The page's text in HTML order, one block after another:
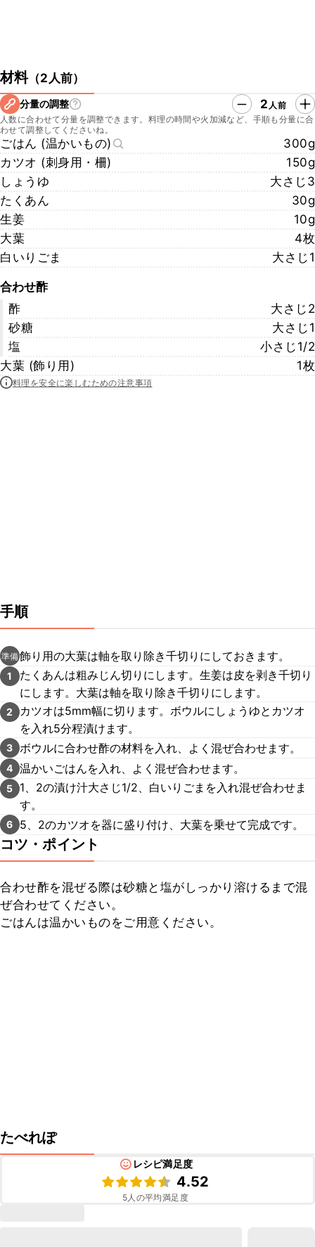
材料（2人前）
分量の調整 2 人前
人数に合わせて分量を調整できます。料理の時間や火加減など、手順も分量に合
わせて調整してくださいね。
ごはん (温かいもの)
300g
カツオ (刺身用・柵)
150g
しょうゆ
大さじ3
たくあん
30g
生姜
10g
大葉
4枚
白いりごま
大さじ1
合わせ酢
酢
大さじ2
砂糖
大さじ1
塩
小さじ1/2
大葉 (飾り用)
1枚
料理を安全に楽しむための注意事項
手順
準備飾り用の大葉は軸を取り除き千切りにしておきます。
1
たくあんは粗みじん切りにします。生姜は皮を剥き千切り
にします。大葉は軸を取り除き千切りにします。
2
カツオは5mm幅に切ります。ボウルにしょうゆとカツオ
を入れ5分程漬けます。
3 ボウルに合わせ酢の材料を入れ、よく混ぜ合わせます。
4 温かいごはんを入れ、よく混ぜ合わせます。
5
1、2の漬け汁大さじ1/2、白いりごまを入れ混ぜ合わせま
す。
6 5、2のカツオを器に盛り付け、大葉を乗せて完成です。
コツ・ポイント
合わせ酢を混ぜる際は砂糖と塩がしっかり溶けるまで混
ぜ合わせてください。
ごはんは温かいものをご用意ください。
たべれぽ
レシピ満足度
4.52
5人の平均満足度